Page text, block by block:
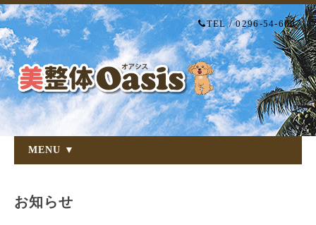
TEL / 0296-54-6007
MENU ▼
お知らせ